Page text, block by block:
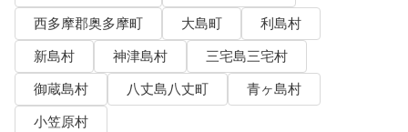
西多摩郡奥多摩町
大島町
利島村
新島村
神津島村
三宅島三宅村
御蔵島村
八丈島八丈町
青ヶ島村
小笠原村